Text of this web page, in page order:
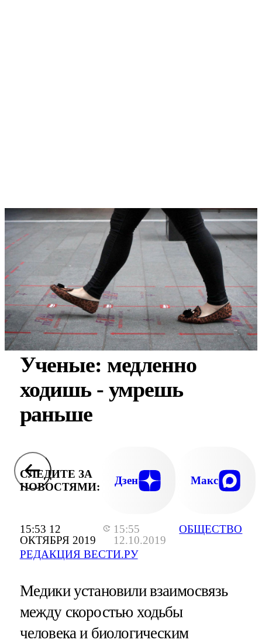
15:53 12
ОКТЯБРЯ 2019
15:55
12.10.2019
РЕДАКЦИЯ ВЕСТИ.РУ
ОБЩЕСТВО
Ученые: медленно
ходишь - умрешь
раньше
СЛЕДИТЕ ЗА
НОВОСТЯМИ:
Дзен Макс
Медики установили взаимосвязь
между скоростью ходьбы
человека и биологическим